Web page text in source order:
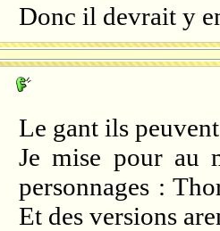
Donc il devrait y
Le gant ils
Je mise pour au
personnages :
Et des versions